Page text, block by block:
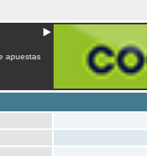
apuestas